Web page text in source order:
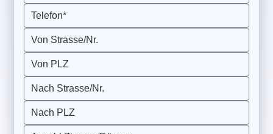
Telefon*
Von Strasse/Nr.
Von PLZ
Nach Strasse/Nr.
Nach PLZ